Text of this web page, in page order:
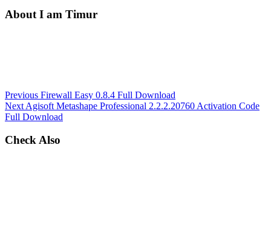
About I am Timur
Previous Firewall Easy 0.8.4 Full Download
Next Agisoft Metashape Professional 2.2.2.20760 Activation Code
Full Download
Check Also